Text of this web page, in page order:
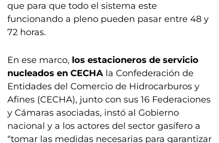
que para que todo el sistema este
funcionando a pleno pueden pasar entre 48 y
72 horas.
En ese marco, los estacioneros de servicio
nucleados en CECHA la Confederación de
Entidades del Comercio de Hidrocarburos y
Afines (CECHA), junto con sus 16 Federaciones
y Cámaras asociadas, instó al Gobierno
nacional y a los actores del sector gasífero a
“tomar las medidas necesarias para garantizar